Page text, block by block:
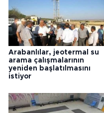
Arabanlılar, jeotermal su
arama çalışmalarının
yeniden başlatılmasını
istiyor